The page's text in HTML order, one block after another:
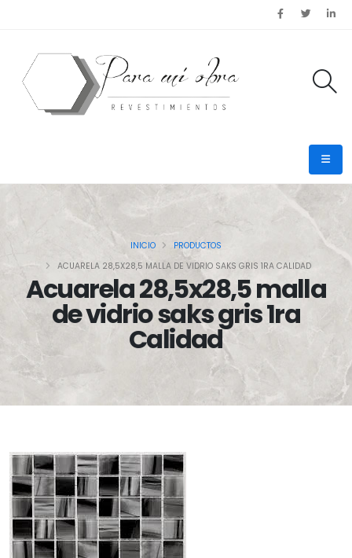
Acuarela 28,5x28,5 malla
de vidrio saks gris 1ra
Calidad
INICIO
PRODUCTOS
ACUARELA 28,5X28,5 MALLA DE VIDRIO SAKS GRIS 1RA CALIDAD